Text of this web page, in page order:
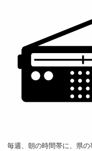
毎週、朝の時間帯に、県